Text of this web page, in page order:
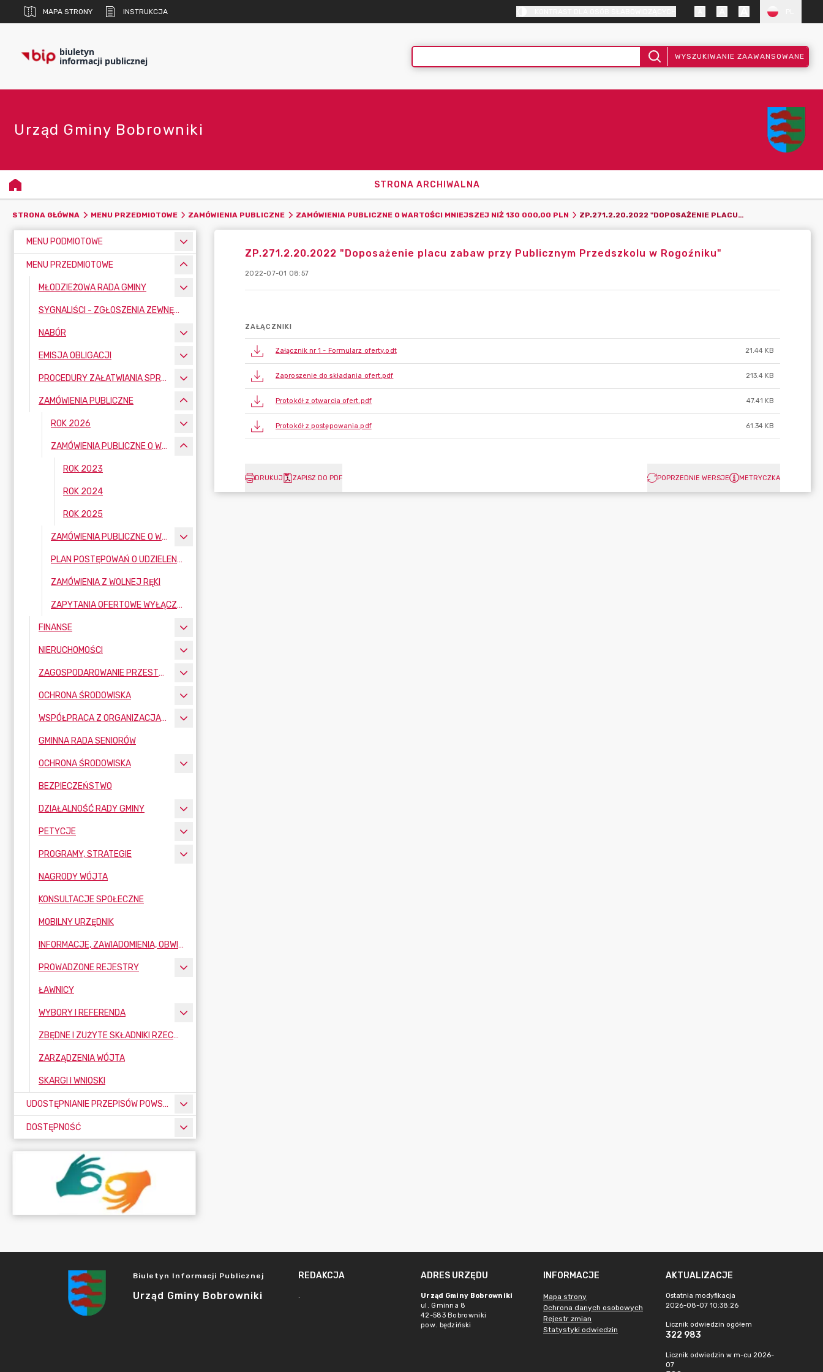
MAPA STRONY INSTRUKCJA
biuletyn
informacji publicznej WYSZUKIWANIE ZAAWANSOWANE
Urząd Gminy Bobrowniki
STRONA ARCHIWALNA
STRONA GŁÓWNA MENU PRZEDMIOTOWE ZAMÓWIENIA PUBLICZNE ZAMÓWIENIA PUBLICZNE O WARTOŚCI MNIEJSZEJ NIŻ 130 000,00 PLN ZP.271.2.20.2022 "DOPOSAŻENIE PLACU ZABAW PRZY PUBLICZNYM PRZEDSZKOLU W ROGOŹNIKU"
MENU PODMIOTOWE
MENU PRZEDMIOTOWE
MŁODZIEŻOWA RADA GMINY
SYGNALIŚCI - ZGŁOSZENIA ZEWNĘTRZNE
NABÓR
EMISJA OBLIGACJI
PROCEDURY ZAŁATWIANIA SPRAW
ZAMÓWIENIA PUBLICZNE
ROK 2026
ZAMÓWIENIA PUBLICZNE O WARTOŚCI MNIEJSZEJ NIŻ 130 000,00 PLN
ROK 2023
ROK 2024
ROK 2025
ZAMÓWIENIA PUBLICZNE O WARTOŚCI OD 130 000,00 PLN
PLAN POSTĘPOWAŃ O UDZIELENIE ZAMÓWIEŃ
ZAMÓWIENIA Z WOLNEJ RĘKI
ZAPYTANIA OFERTOWE WYŁĄCZONE ZE STOSOWANIA USTAWY ZAMÓWIEŃ PUBLICZNYCH
FINANSE
NIERUCHOMOŚCI
ZAGOSPODAROWANIE PRZESTRZENNE
OCHRONA ŚRODOWISKA
WSPÓŁPRACA Z ORGANIZACJAMI POZARZĄDOWYMI
GMINNA RADA SENIORÓW
OCHRONA ŚRODOWISKA
BEZPIECZEŃSTWO
DZIAŁALNOŚĆ RADY GMINY
PETYCJE
PROGRAMY, STRATEGIE
NAGRODY WÓJTA
KONSULTACJE SPOŁECZNE
MOBILNY URZĘDNIK
INFORMACJE, ZAWIADOMIENIA, OBWIESZCZENIA
PROWADZONE REJESTRY
ŁAWNICY
WYBORY I REFERENDA
ZBĘDNE I ZUŻYTE SKŁADNIKI RZECZOWE MAJĄTKU RUCHOMEGO
ZARZĄDZENIA WÓJTA
SKARGI I WNIOSKI
UDOSTĘPNIANIE PRZEPISÓW POWSZECHNIE OBOWIĄZUJĄCYCH
DOSTĘPNOŚĆ
ZP.271.2.20.2022 "Doposażenie placu zabaw przy Publicznym Przedszkolu w Rogoźniku"
2022-07-01 08:57
ZAŁĄCZNIKI
Załącznik nr 1 - Formularz oferty.odt 21.44 KB
Zaproszenie do składania ofert.pdf 213.4 KB
Protokół z otwarcia ofert.pdf 47.41 KB
Protokół z postępowania.pdf 61.34 KB
DRUKUJ ZAPISZ DO PDF POPRZEDNIE WERSJE METRYCZKA
Biuletyn Informacji Publicznej
Urząd Gminy Bobrowniki
REDAKCJA
.
ADRES URZĘDU
Urząd Gminy Bobrowniki
ul. Gminna 8
42-583 Bobrowniki
pow. będziński
INFORMACJE
Mapa strony
Ochrona danych osobowych
Rejestr zmian
Statystyki odwiedzin
AKTUALIZACJE
Ostatnia modyfikacja
2026-08-07 10:38:26
Licznik odwiedzin ogółem
322 983
Licznik odwiedzin w m-cu 2026-
07